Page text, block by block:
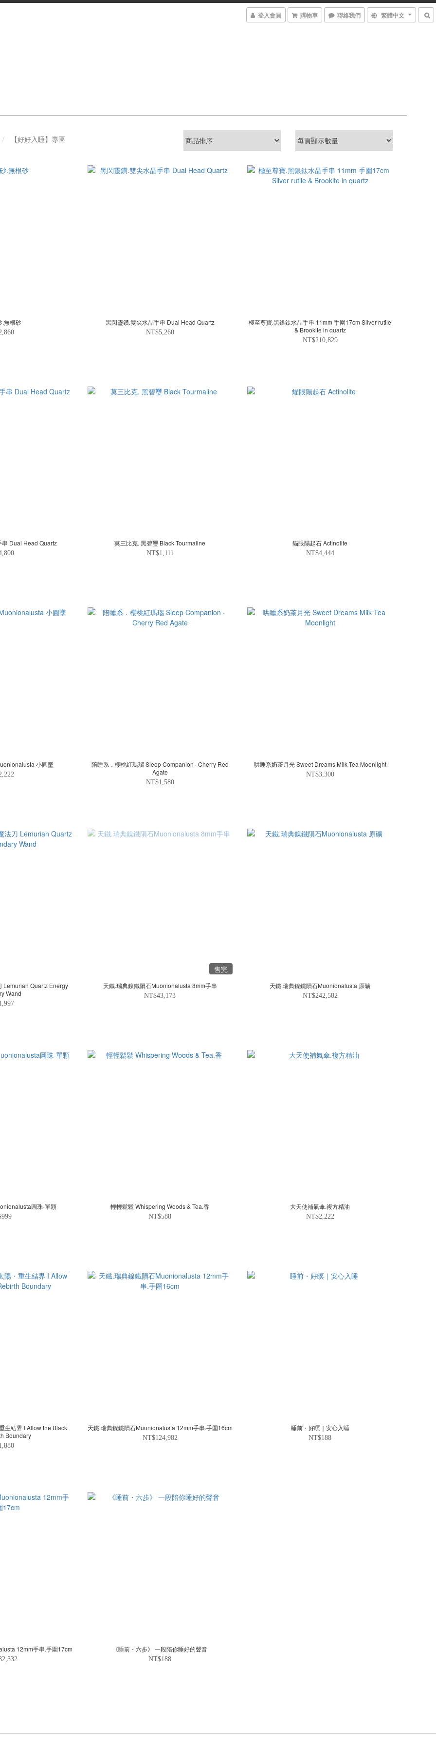
登入會員 購物車 聯絡我們 繁體中文
【好好入睡】專區
.無根砂 黑閃靈鑽.雙尖水晶手串 Dual Head Quartz
NT$5,260
極至尊寶.黑銀鈦水晶手串 11mm 手圍17cm Silver rutile
& Brookite in quartz
NT$210,829
Dual Head Quartz 莫三比克. 黑碧璽 Black Tourmaline
NT$1,111
貓眼陽起石 Actinolite
NT$4,444
天鐵.瑞典鎳鐵隕石Muonionalusta 小圓墜
陪睡系．櫻桃紅瑪瑙 Sleep Companion · Cherry Red
Agate
NT$1,580
哄睡系奶茶月光 Sweet Dreams Milk Tea Moonlight
NT$3,300
Lemurian Quartz Energy
Wand
售完
天鐵.瑞典鎳鐵隕石Muonionalusta 8mm手串
NT$43,173
天鐵.瑞典鎳鐵隕石Muonionalusta 原礦
NT$242,582
圓珠-單顆 輕輕鬆鬆 Whispering Woods & Tea.香
NT$588
大天使補氣傘.複方精油
NT$2,222
the Black
Boundary
天鐵.瑞典鎳鐵隕石Muonionalusta 12mm手串.手圍16cm
NT$124,982
睡前・好瞑｜安心入睡
NT$188
天鐵.瑞典鎳鐵隕石Muonionalusta 12mm手串.手圍17cm 《睡前・六步》 一段陪你睡好的聲音
NT$188